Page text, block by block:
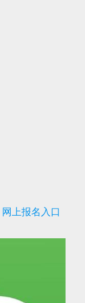
诚信网站
网上报名入口